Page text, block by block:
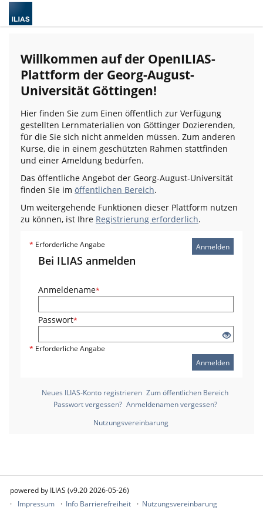
Willkommen auf der OpenILIAS-
Plattform der Georg-August-
Universität Göttingen!
Hier finden Sie zum Einen öffentlich zur Verfügung
gestellten Lernmaterialien von Göttinger Dozierenden,
für die Sie sich nicht anmelden müssen. Zum anderen
Kurse, die in einem geschützten Rahmen stattfinden
und einer Ameldung bedürfen.
Das öffentliche Angebot der Georg-August-Universität
finden Sie im öffentlichen Bereich.
Um weitergehende Funktionen dieser Plattform nutzen
zu können, ist Ihre Registrierung erforderlich.
Anmelden
* Erforderliche Angabe
Bei ILIAS anmelden
Anmeldename*
Passwort*
* Erforderliche Angabe
Anmelden
Neues ILIAS-Konto registrieren Zum öffentlichen Bereich
Passwort vergessen? Anmeldenamen vergessen?
Nutzungsvereinbarung
powered by ILIAS (v9.20 2026-05-26)
Impressum
Info Barrierefreiheit Nutzungsvereinbarung